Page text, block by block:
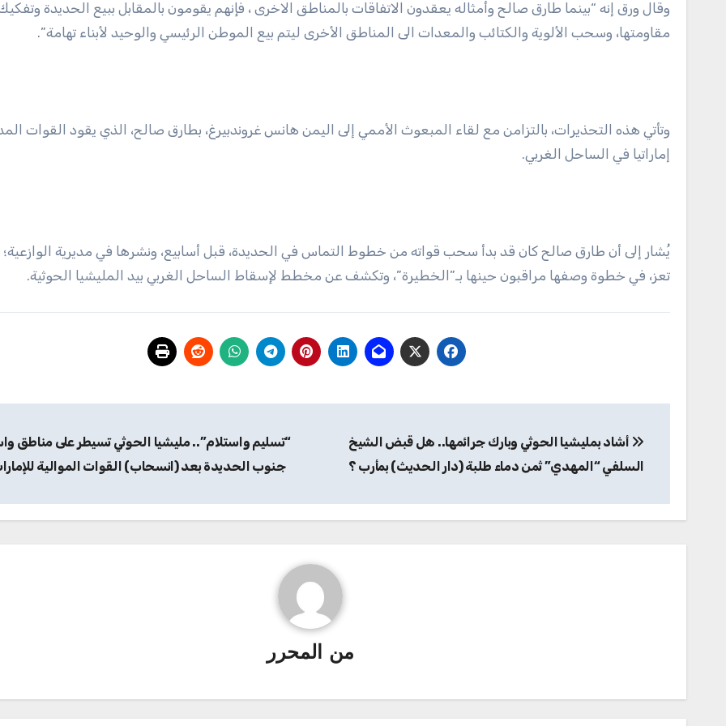
وقال ورق إنه “بينما طارق صالح وأمثاله يعقدون الاتفاقات بالمناطق الاخرى ، فإنهم يقومون بالمقابل ببيع الحديدة
مقاومتها، وسحب الألوية والكتائب والمعدات الى المناطق الأخرى ليتم بيع الموطن الرئيسي والوحيد لأبناء تهامة”.
وتأتي هذه التحذيرات، بالتزامن مع لقاء المبعوث الأممي إلى اليمن هانس غروندبيرغ، بطارق صالح، الذي يقود القوات
إماراتيا في الساحل الغربي.
يُشار إلى أن طارق صالح كان قد بدأ سحب قواته من خطوط التماس في الحديدة، قبل أسابيع، ونشرها في مديرية الوازعية؛
تعز، في خطوة وصفها مراقبون حينها بـ”الخطيرة”، وتكشف عن مخطط لإسقاط الساحل الغربي بيد المليشيا الحوثية.
المقالات
أشاد بمليشيا الحوثي وبارك جرائمها.. هل قبض الشيخ
السلفي “المهدي” ثمن دماء طلبة (دار الحديث) بمأرب ؟
“تسليم واستلام”.. مليشيا الحوثي تسيطر على مناطق
جنوب الحديدة بعد (انسحاب) القوات الموالية
من المحرر